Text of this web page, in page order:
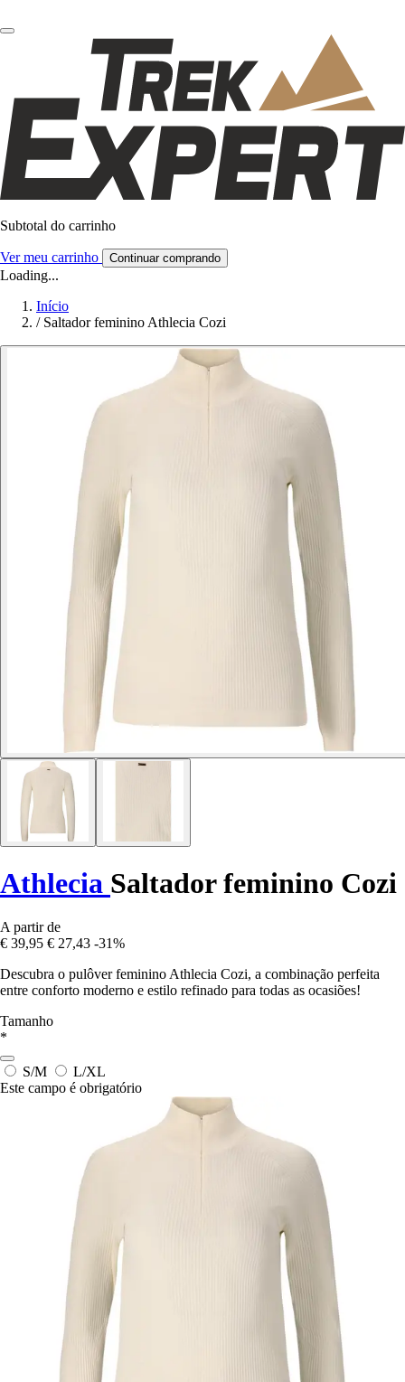
Subtotal do carrinho
Ver meu carrinho Continuar comprando
Loading...
Início
/ Saltador feminino Athlecia Cozi
Athlecia Saltador feminino Cozi
A partir de
€ 39,95 € 27,43 -31%
Descubra o pulôver feminino Athlecia Cozi, a combinação perfeita
entre conforto moderno e estilo refinado para todas as ocasiões!
Tamanho
*
S/M
L/XL
Este campo é obrigatório